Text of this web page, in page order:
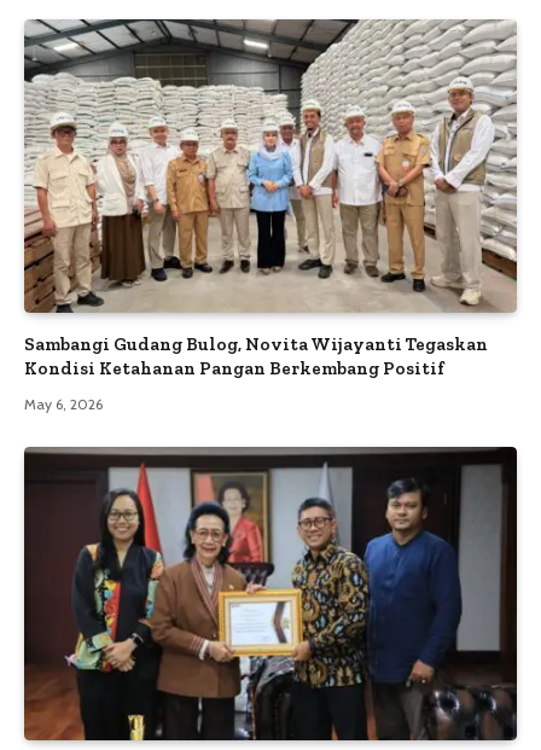
Sambangi Gudang Bulog, Novita Wijayanti Tegaskan
Kondisi Ketahanan Pangan Berkembang Positif
May 6, 2026